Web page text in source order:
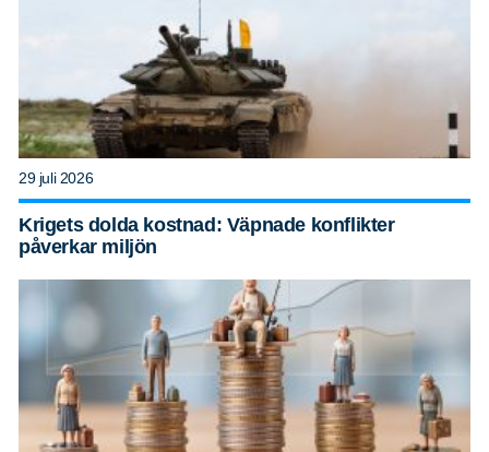
29 juli 2026
Krigets dolda kostnad: Väpnade konflikter
påverkar miljön